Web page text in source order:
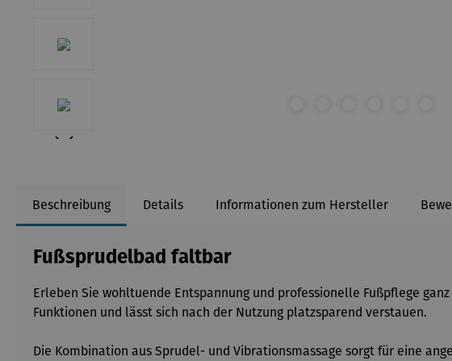
Beschreibung Details Informationen zum Hersteller
Fußsprudelbad faltbar
Erleben Sie wohltuende Entspannung und professionelle Fußpflege
Funktionen und lässt sich nach der Nutzung platzsparend verstauen.
Die Kombination aus Sprudel- und Vibrationsmassage sorgt für eine